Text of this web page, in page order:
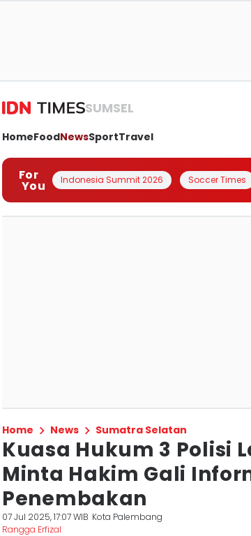
SUMSEL
HomeFoodNewsSportTravel
For
You Indonesia Summit 2026 Soccer Times
Home News Sumatra Selatan
Kuasa Hukum 3 Polisi
Minta Hakim Gali
Penembakan
07 Jul 2025, 17:07 WIB Kota Palembang
Rangga Erfizal